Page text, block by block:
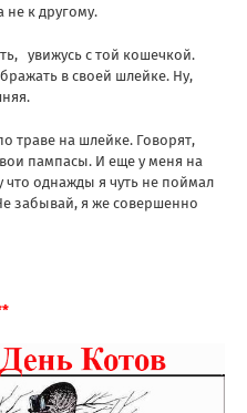
не к другому.
увижусь с той кошечкой.
в своей шлейке. Ну,
траве на шлейке. Говорят,
пампасы. И еще у меня на
что однажды я чуть не поймал
забывай, я же совершенно